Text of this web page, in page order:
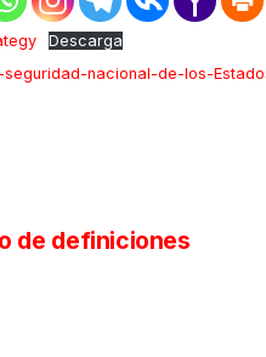
Descarga
seguridad-nacional-de-los-
de definiciones